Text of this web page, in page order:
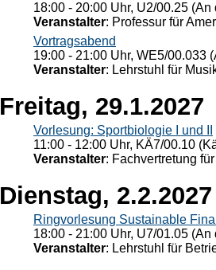
18:00 - 20:00 Uhr, U2/00.25
Veranstalter: Professur für
Vortragsabend
19:00 - 21:00 Uhr, WE5/00.033
Veranstalter: Lehrstuhl für
Freitag, 29.1.2027
Vorlesung: Sportbiologie I und II
11:00 - 12:00 Uhr, KÄ7/00.10
Veranstalter: Fachvertretung
Dienstag, 2.2.2027
Ringvorlesung Sustainable
18:00 - 21:00 Uhr, U7/01.05
Veranstalter: Lehrstuhl für